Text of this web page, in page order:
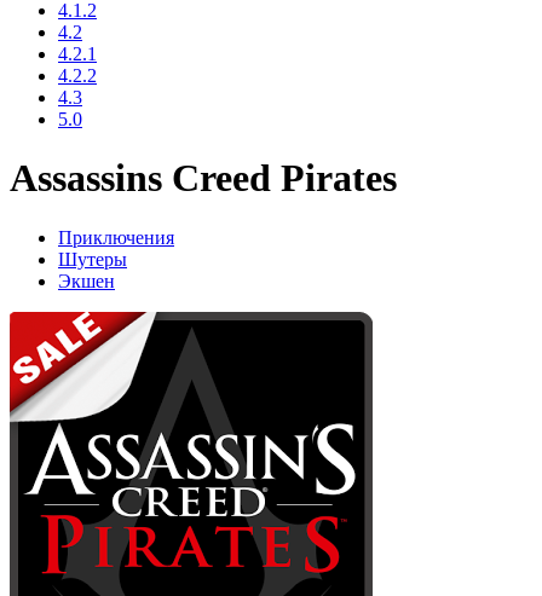
4.1.2
4.2
4.2.1
4.2.2
4.3
5.0
Assassins Creed Pirates
Приключения
Шутеры
Экшен